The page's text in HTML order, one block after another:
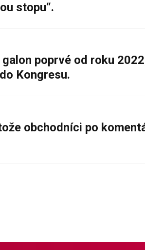
stopu“.
poprvé od roku
Kongresu.
obchodníci po